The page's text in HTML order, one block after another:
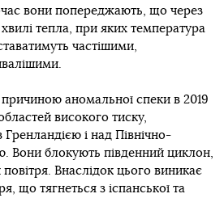
вони попереджають, що через
тепла, при яких температура
частішими,
аномальної спеки в 2019
високого тиску,
і над Північно-
Вони блокують південний циклон,
Внаслідок цього виникає
що тягнеться з іспанської та